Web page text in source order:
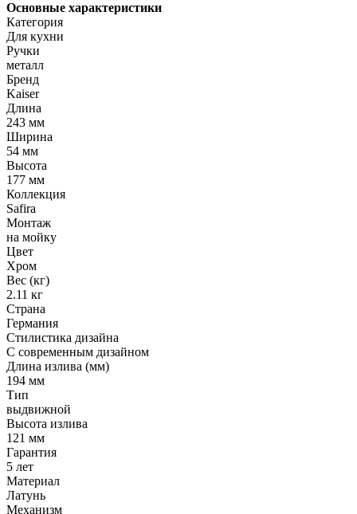
Основные характеристики
Категория
Для кухни
Ручки
металл
Бренд
Kaiser
Длина
243 мм
Ширина
54 мм
Высота
177 мм
Коллекция
Safira
Монтаж
на мойку
Цвет
Хром
Вес (кг)
2.11 кг
Страна
Германия
Стилистика дизайна
С современным дизайном
Длина излива (мм)
194 мм
Тип
выдвижной
Высота излива
121 мм
Гарантия
5 лет
Материал
Латунь
Механизм